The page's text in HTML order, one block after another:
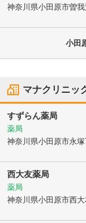
神奈川県小田原市曽
小田
マナクリニッ
すずらん薬局
薬局
神奈川県小田原市永
西大友薬局
薬局
神奈川県小田原市西大